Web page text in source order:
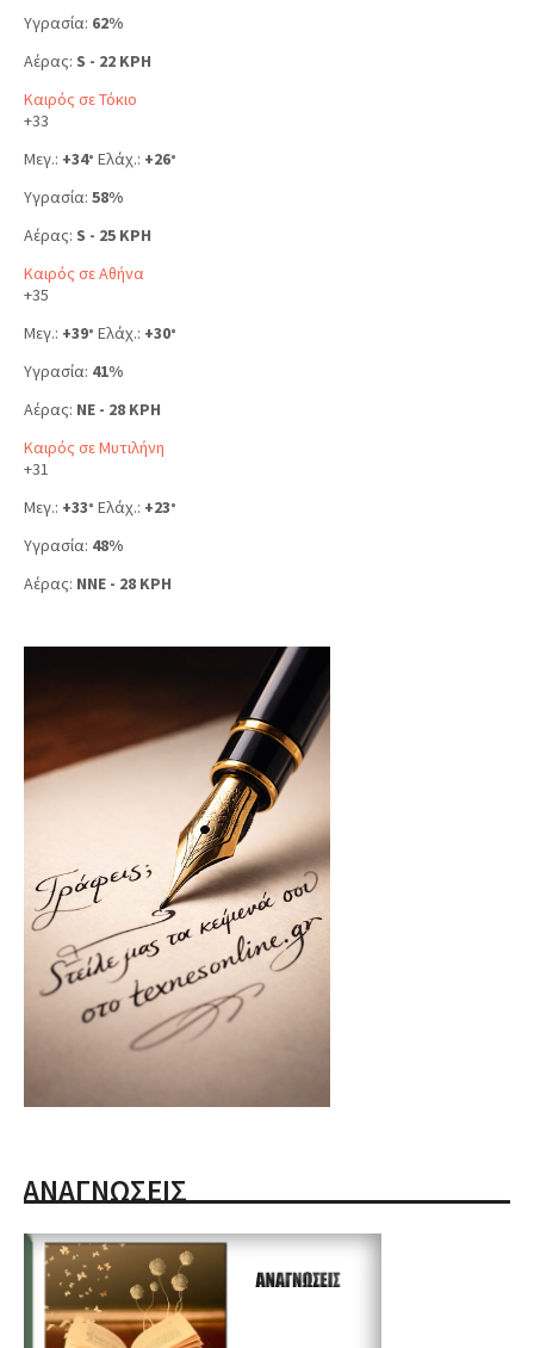
Υγρασία: 62%
Αέρας: S - 22 KPH
Καιρός σε Τόκιο
+33
Μεγ.: +34° Ελάχ.: +26°
Υγρασία: 58%
Αέρας: S - 25 KPH
Καιρός σε Αθήνα
+35
Μεγ.: +39° Ελάχ.: +30°
Υγρασία: 41%
Αέρας: NE - 28 KPH
Καιρός σε Μυτιλήνη
+31
Μεγ.: +33° Ελάχ.: +23°
Υγρασία: 48%
Αέρας: NNE - 28 KPH
ΑΝΑΓΝΩΣΕΙΣ